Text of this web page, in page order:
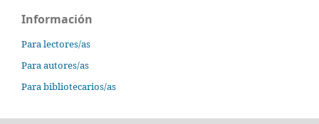
Información
Para lectores/as
Para autores/as
Para bibliotecarios/as